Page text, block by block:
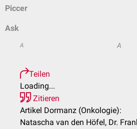
Piccer
Ask
A A
Teilen
Loading...
Zitieren
Artikel Dormanz (Onkologie):
Natascha van den Höfel, Dr.